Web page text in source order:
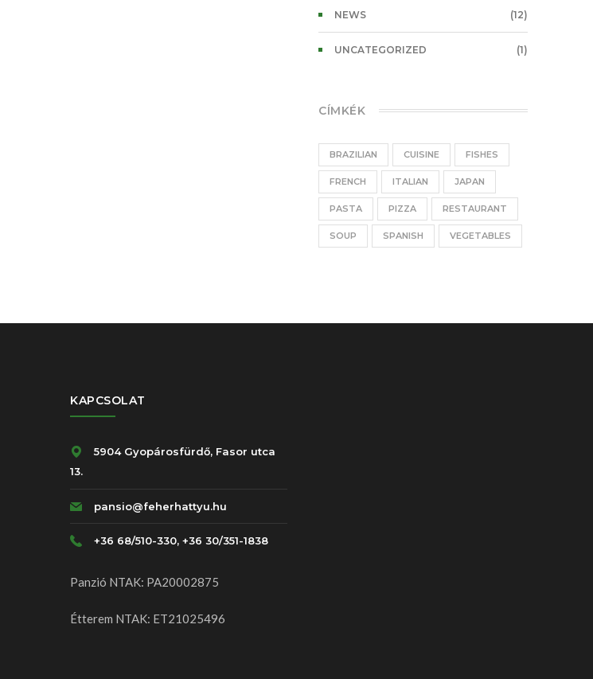
NEWS (12)
UNCATEGORIZED (1)
CÍMKÉK
BRAZILIAN CUISINE FISHES
FRENCH ITALIAN JAPAN
PASTA PIZZA RESTAURANT
SOUP SPANISH VEGETABLES
KAPCSOLAT
5904 Gyopárosfürdő, Fasor utca
13.
pansio@feherhattyu.hu
+36 68/510-330, +36 30/351-1838
Panzió NTAK: PA20002875
Étterem NTAK: ET21025496